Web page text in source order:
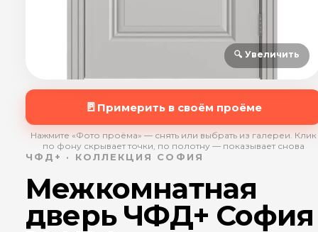
🔍 Увеличить
🚪 Примерить в своём проёме
Нажмите «Фото проёма» — снять или выбрать из галереи. Клик
по фону скрывает точки, по полотну — показывает снова
ЧФД+ · КОЛЛЕКЦИЯ СОФИЯ
Межкомнатная
дверь ЧФД+ София